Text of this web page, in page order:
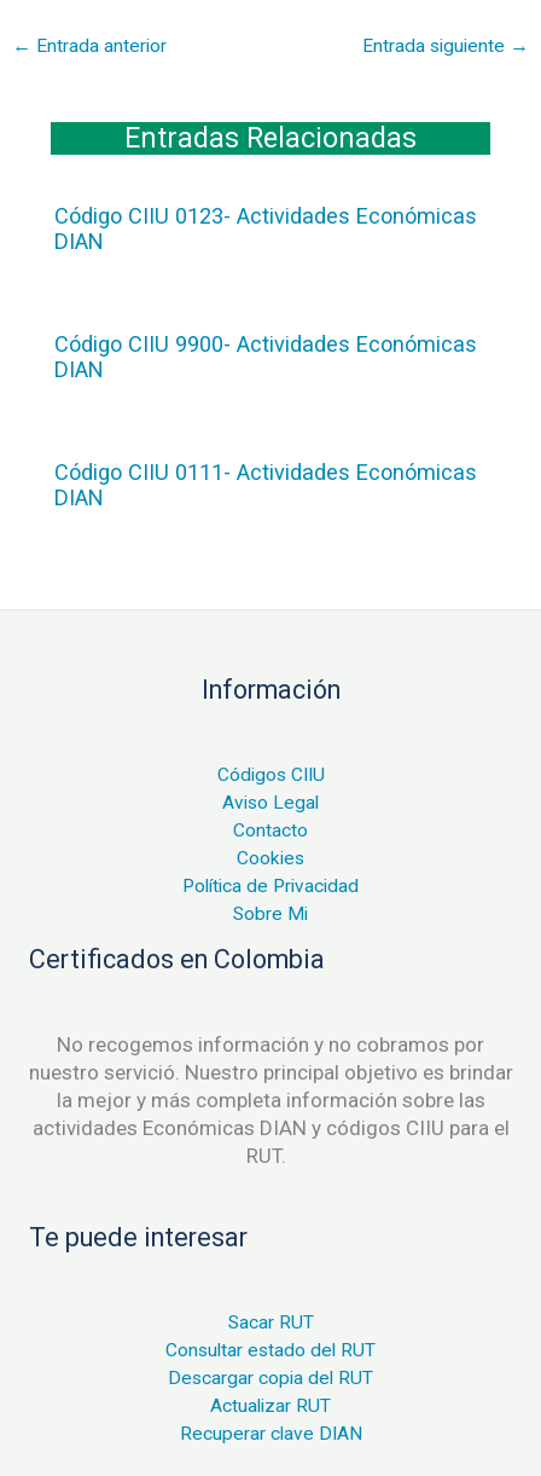
← Entrada anterior Entrada siguiente →
Entradas Relacionadas
Código CIIU 0123- Actividades Económicas
DIAN
Código CIIU 9900- Actividades Económicas
DIAN
Código CIIU 0111- Actividades Económicas
DIAN
Información
Códigos CIIU
Aviso Legal
Contacto
Cookies
Política de Privacidad
Sobre Mi
Certificados en Colombia
No recogemos información y no cobramos por
nuestro servició. Nuestro principal objetivo es brindar
la mejor y más completa información sobre las
actividades Económicas DIAN y códigos CIIU para el
RUT.
Te puede interesar
Sacar RUT
Consultar estado del RUT
Descargar copia del RUT
Actualizar RUT
Recuperar clave DIAN